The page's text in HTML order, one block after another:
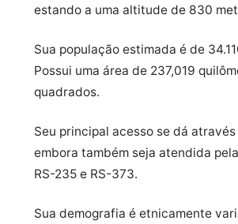
estando a uma altitude de 830
Sua população estimada é de
Possui uma área de 237,019
quadrados.
Seu principal acesso se dá através
embora também seja atendida
RS-235 e RS-373.
Sua demografia é etnicamente